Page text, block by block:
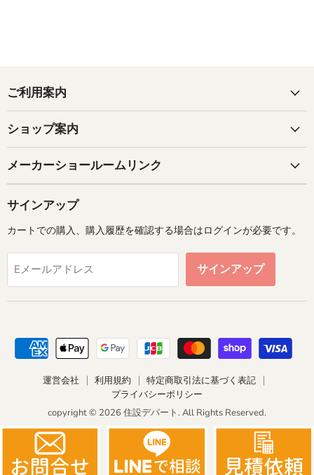
ご利用案内
ショップ案内
メーカーショールームリンク
サインアップ
カートでの購入、購入履歴を確認する場合はログインが必要です。
Eメールアドレス サインアップ
運営会社 利用規約
特定商取引法に基づく表記
プライバシーポリシー
copyright © 2026 住設デパート. All Rights Reserved.